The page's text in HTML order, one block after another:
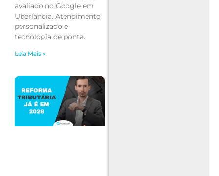
avaliado no Google em
Uberlândia. Atendimento
personalizado e
tecnologia de ponta.
Leia Mais »